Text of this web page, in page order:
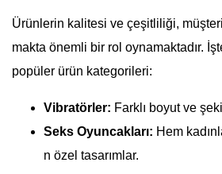
Ürünlerin kalitesi ve çeşitliliği,
makta önemli bir rol oynamaktadır.
popüler ürün kategorileri:
Vibratörler: Farklı boyut ve
Seks Oyuncakları: Hem
n özel tasarımlar.